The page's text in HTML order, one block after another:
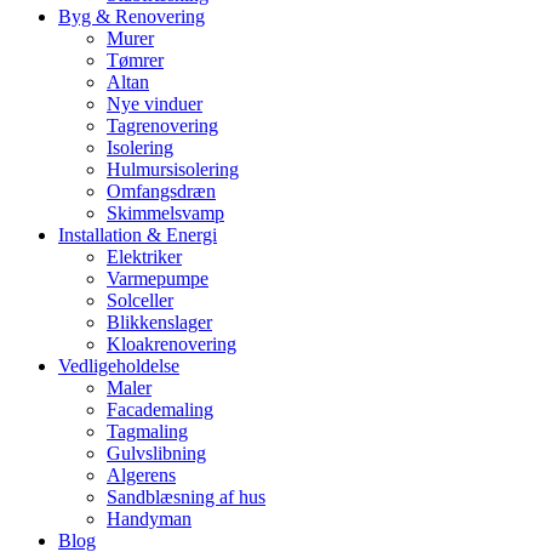
Byg & Renovering
Murer
Tømrer
Altan
Nye vinduer
Tagrenovering
Isolering
Hulmursisolering
Omfangsdræn
Skimmelsvamp
Installation & Energi
Elektriker
Varmepumpe
Solceller
Blikkenslager
Kloakrenovering
Vedligeholdelse
Maler
Facademaling
Tagmaling
Gulvslibning
Algerens
Sandblæsning af hus
Handyman
Blog